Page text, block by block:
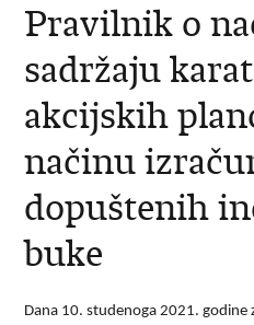
Pravilnik o
sadržaju
akcijskih
načinu
dopuštenih
buke
Dana 10. studenoga 2021. godine